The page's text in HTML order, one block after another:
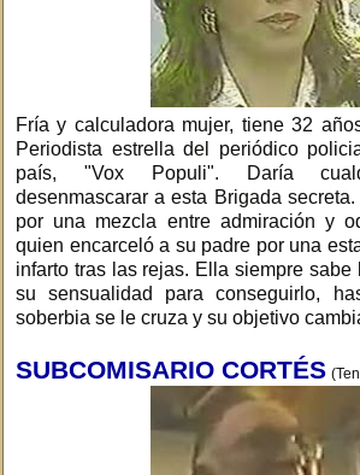
Fría y calculadora mujer, tiene 32
Periodista estrella del periódico
país, "Vox Populi". Daría
desenmascarar a esta Brigada
por una mezcla entre admiración y
quien encarceló a su padre por una
infarto tras las rejas. Ella siempre sabe
su sensualidad para conseguirlo,
soberbia se le cruza y su objetivo
SUBCOMISARIO CORTÉS